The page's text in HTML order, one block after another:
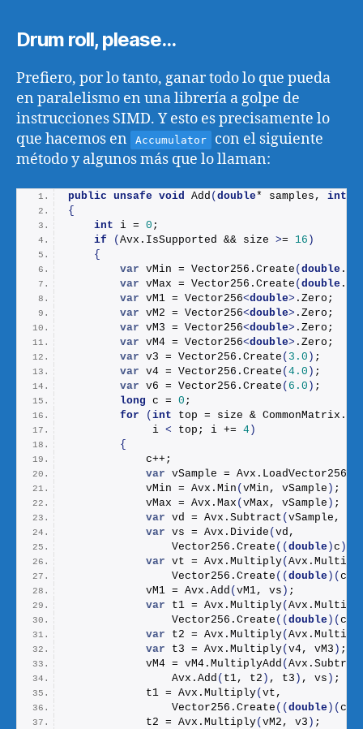
Drum roll, please...
Prefiero, por lo tanto, ganar todo lo que pueda
en paralelismo en una librería a golpe de
instrucciones SIMD. Y esto es precisamente lo
que hacemos en
Accumulator
con el siguiente
método y algunos más que lo llaman:
public unsafe void Add (double* samples, int
{
int i = 0 ;
if
(Avx. IsSupported && size >= 16 )
{
var vMin = Vector256. Create (double .
var vMax = Vector256. Create (double .
var vM1 = Vector256<double> .Zero;
var vM2 = Vector256<double> .Zero;
var vM3 = Vector256<double> .Zero;
var vM4 = Vector256<double> .Zero;
var v3 = Vector256. Create ( 3.0 ) ;
var v4 = Vector256. Create (4.0 ) ;
var v6 = Vector256. Create ( 6.0 ) ;
long c = 0 ;
for
(int top = size & CommonMatrix.
             i
< top; i += 4)
{
            c++;
var vSample = Avx. LoadVector256
            vMin = Avx.
Min (vMin, vSample ) ;
            vMax = Avx.
Max (vMax, vSample ) ;
var vd = Avx. Subtract (vSample,
var vs = Avx. Divide (vd,
                Vector256.
Create ((double)c ))
var vt = Avx. Multiply(Avx.
                Vector256.
Create ((double)(c
            vM1 = Avx.
Add (vM1, vs ) ;
var t1 = Avx. Multiply(Avx.
                Vector256.
Create ((double)(c
var t2 = Avx. Multiply(Avx.
var t3 = Avx. Multiply(v4, vM3 ) ;
            vM4 = vM4.
MultiplyAdd (Avx.
                Avx.
Add ( t1, t2 ) , t3 ) , vs ) ;
            t1 = Avx.
Multiply(vt,
                Vector256.
Create ((double)(c
            t2 = Avx.
Multiply(vM2, v3 ) ;